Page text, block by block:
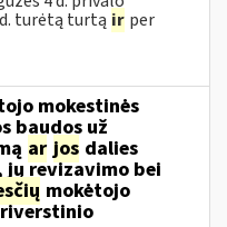
turėtą turtą ir per
mokestinės
baudos už
ar jos dalies
revizavimo bei
mokėtojo